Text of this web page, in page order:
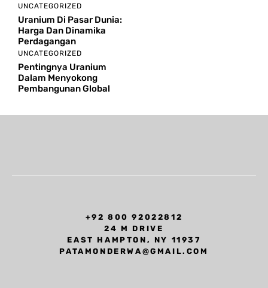
UNCATEGORIZED
Uranium Di Pasar Dunia:
Harga Dan Dinamika
Perdagangan
UNCATEGORIZED
Pentingnya Uranium
Dalam Menyokong
Pembangunan Global
+92 800 92022812
24 M DRIVE
EAST HAMPTON, NY 11937
PATAMONDERWA@GMAIL.COM